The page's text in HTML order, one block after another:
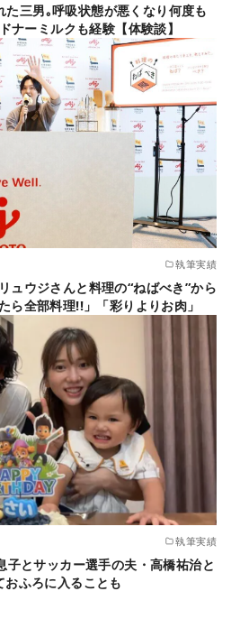
三男｡呼吸状態が悪くなり何度も
ナーミルクも経験【体験談】
執筆実績
ュウジさんと料理の“ねばべき”から
ら全部料理!!」「彩りよりお肉」
執筆実績
とサッカー選手の夫・高橋祐治と
ふろに入ることも